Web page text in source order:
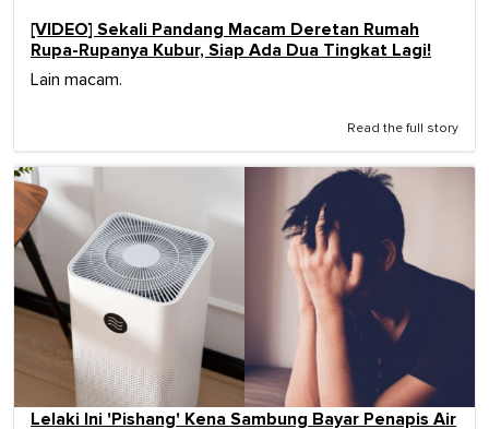
[VIDEO] Sekali Pandang Macam Deretan Rumah
Rupa-Rupanya Kubur, Siap Ada Dua Tingkat Lagi!
Lain macam.
Read the full story
Lelaki Ini 'Pishang' Kena Sambung Bayar Penapis Air